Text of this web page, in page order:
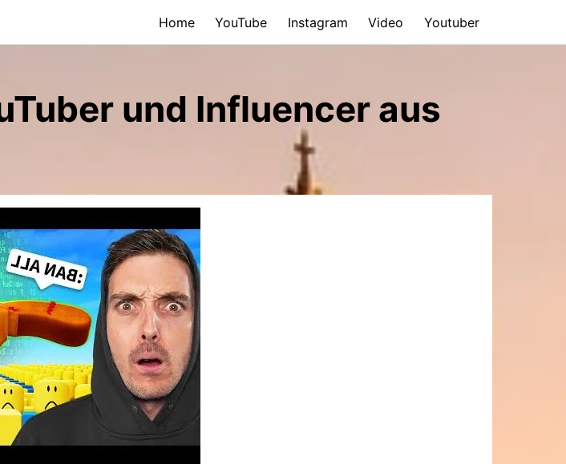
Home YouTube Instagram Video Youtuber
und Influencer aus